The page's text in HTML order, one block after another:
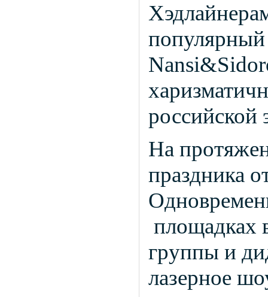
российской
На
праздника
площадках
группы и
лазерное